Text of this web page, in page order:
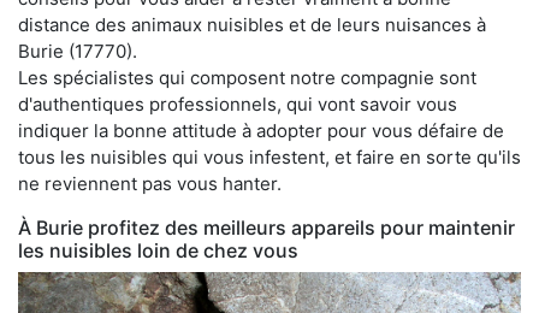
distance des animaux nuisibles et de leurs nuisances à
Burie (17770).
Les spécialistes qui composent notre compagnie sont
d'authentiques professionnels, qui vont savoir vous
indiquer la bonne attitude à adopter pour vous défaire de
tous les nuisibles qui vous infestent, et faire en sorte qu'ils
ne reviennent pas vous hanter.
À Burie profitez des meilleurs appareils pour maintenir
les nuisibles loin de chez vous